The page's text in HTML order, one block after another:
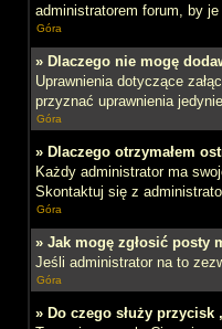
administratorem forum, by
Góra
» Dlaczego nie mogę
Uprawnienia dotyczące
przyznać uprawnienia
Góra
» Dlaczego otrzymałem
Każdy administrator ma
Skontaktuj się z
Góra
» Jak mogę zgłosić posty
Jeśli administrator na to
Góra
» Do czego służy